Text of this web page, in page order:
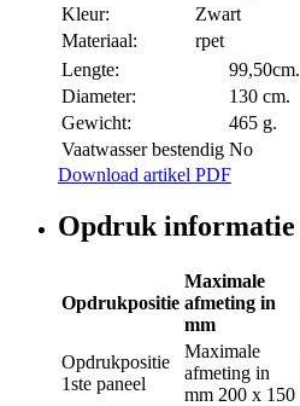
Kleur:
Zwart
Materiaal:
rpet
Lengte:
99,50cm.
Diameter:
130 cm.
Gewicht:
465 g.
Vaatwasser bestendig No
Download artikel PDF
Opdruk informatie
Opdrukpositie
Maximale
afmeting in
mm
Opdrukpositie
1ste paneel
Maximale
afmeting in
mm 200 x 150